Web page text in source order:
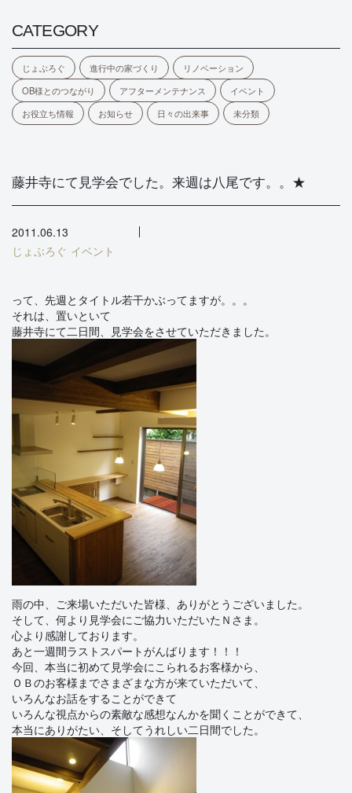
CATEGORY
じょぶろぐ 進行中の家づくり
リノベーション
OB様とのつながり
アフターメンテナンス
イベント
お役立ち情報
お知らせ 日々の出来事 未分類
藤井寺にて見学会でした。来週は八尾です。。★
2011.06.13
じょぶろぐ イベント
って、先週とタイトル若干かぶってますが。。。
それは、置いといて
藤井寺にて二日間、見学会をさせていただきました。
雨の中、ご来場いただいた皆様、ありがとうございました。
そして、何より見学会にご協力いただいたＮさま。
心より感謝しております。
あと一週間ラストスパートがんばります！！！
今回、本当に初めて見学会にこられるお客様から、
ＯＢのお客様までさまざまな方が来ていただいて、
いろんなお話をすることができて
いろんな視点からの素敵な感想なんかを聞くことができて、
本当にありがたい、そしてうれしい二日間でした。